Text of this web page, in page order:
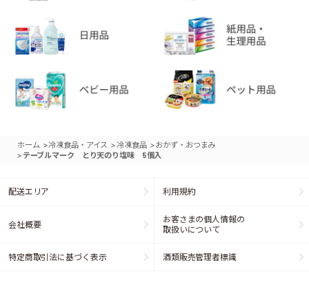
ホーム >冷凍食品・アイス > 冷凍食品 >おかず・おつまみ
> テーブルマーク とり天のり塩味 5個入
配送エリア 利用規約
会社概要
お客さまの個人情報の
取扱いについて
特定商取引法に基づく表示 酒類販売管理者標識